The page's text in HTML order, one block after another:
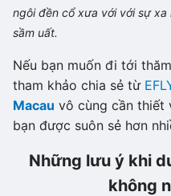
ngôi đền cổ xưa với với sự
sầm uất.
Nếu bạn muốn đi tới
tham khảo chia sẻ từ
Macau vô cùng cần thiết
bạn được suôn sẻ hơn
Những lưu ý khi
không